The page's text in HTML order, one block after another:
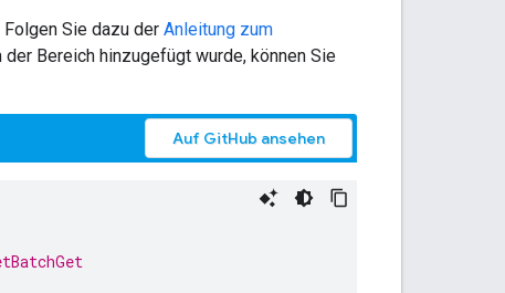
Sie dazu der Anleitung zum
Bereich hinzugefügt wurde, können Sie
Auf GitHub ansehen